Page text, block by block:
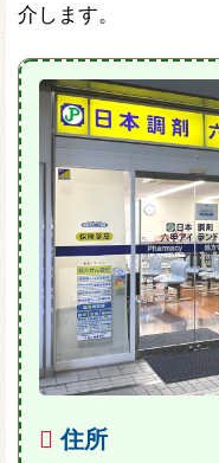
介します。
住所